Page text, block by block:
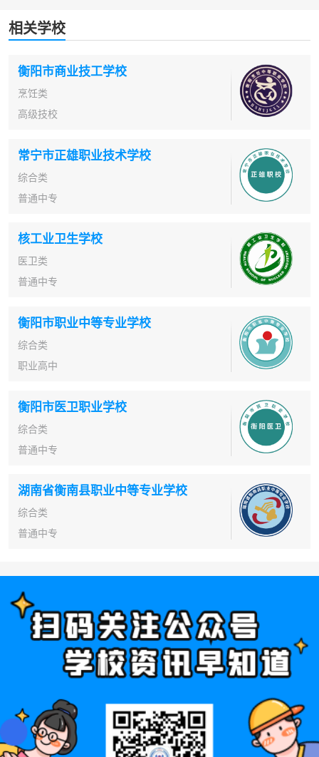
相关学校
衡阳市商业技工学校
烹饪类
高级技校
常宁市正雄职业技术学校
综合类
普通中专
核工业卫生学校
医卫类
普通中专
衡阳市职业中等专业学校
综合类
职业高中
衡阳市医卫职业学校
综合类
普通中专
湖南省衡南县职业中等专业学校
综合类
普通中专